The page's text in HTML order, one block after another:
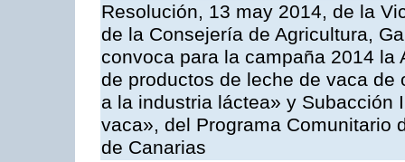
Resolución, 13 may 2014, de la
de la Consejería de Agricultura,
convoca para la campaña 2014
de productos de leche de vaca
a la industria láctea» y Subacción
vaca», del Programa Comunitario
de Canarias